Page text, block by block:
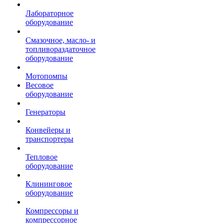
Лабораторное
оборудование
Смазочное, масло- и
топливораздаточное
оборудование
Мотопомпы
Весовое
оборудование
Генераторы
Конвейеры и
транспортеры
Тепловое
оборудование
Клининговое
оборудование
Компрессоры и
компрессорное